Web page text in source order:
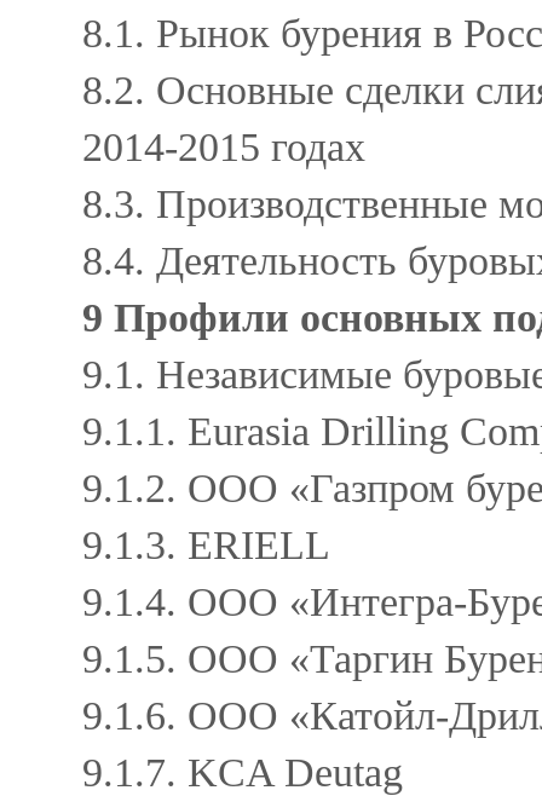
8.1. Рынок бурения в
8.2. Основные сделки
2014-2015 годах
8.3. Производственные
8.4. Деятельность
9 Профили основных
9.1. Независимые
9.1.1. Eurasia Drilling
9.1.2. ООО «Газпром
9.1.3. ERIELL
9.1.4. ООО «Интегра-
9.1.5. ООО «Таргин
9.1.6. ООО «Катойл-
9.1.7. KCA Deutag